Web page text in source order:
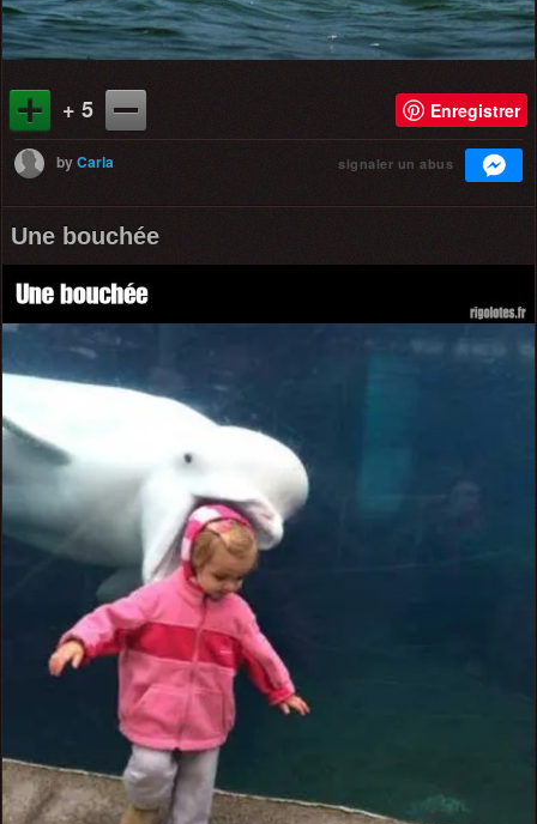
+ 5 Enregistrer
byCarla signaler un abus
Une bouchée